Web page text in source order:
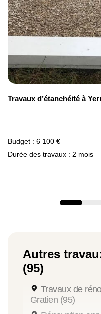
Travaux d’étanchéité à
Budget : 6 100 €
Durée des travaux : 2 mois
Autres
(95)
Travaux de
Gratien (95)